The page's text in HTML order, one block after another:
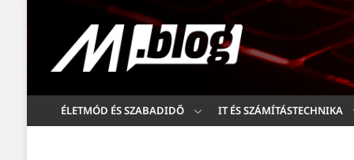
ÉLETMÓD ÉS SZABADIDŐ IT ÉS SZÁMÍTÁSTECHNIKA